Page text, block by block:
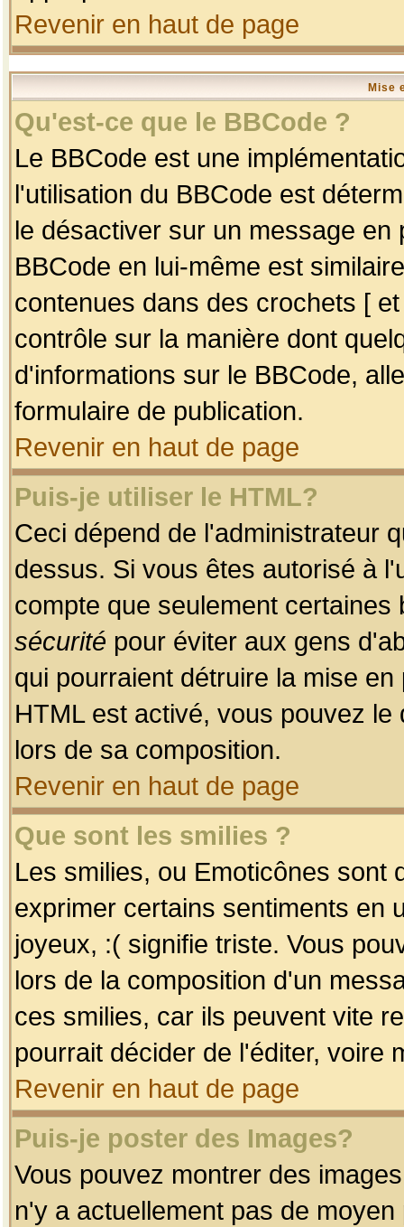
Revenir en haut de page
Mise
Qu'est-ce que le BBCode ?
Le BBCode est une
l'utilisation du BBCode est
le désactiver sur un message
BBCode en lui-même est
contenues dans des crochets [
contrôle sur la manière dont
d'informations sur le BBCode,
formulaire de publication.
Revenir en haut de page
Puis-je utiliser le HTML?
Ceci dépend de l'administrateur
dessus. Si vous êtes autorisé à
compte que seulement
sécurité pour éviter aux gens
qui pourraient détruire la mise
HTML est activé, vous pouvez
lors de sa composition.
Revenir en haut de page
Que sont les smilies ?
Les smilies, ou Emoticônes sont
exprimer certains sentiments en
joyeux, :( signifie triste. Vous
lors de la composition d'un
ces smilies, car ils peuvent vite
pourrait décider de l'éditer, voire
Revenir en haut de page
Puis-je poster des Images?
Vous pouvez montrer des
n'y a actuellement pas de